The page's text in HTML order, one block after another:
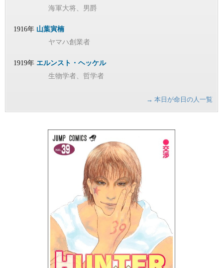
海軍大将、男爵
1916年 山葉寅楠
ヤマハ創業者
1919年 エルンスト・ヘッケル
生物学者、哲学者
→ 本日が命日の人一覧